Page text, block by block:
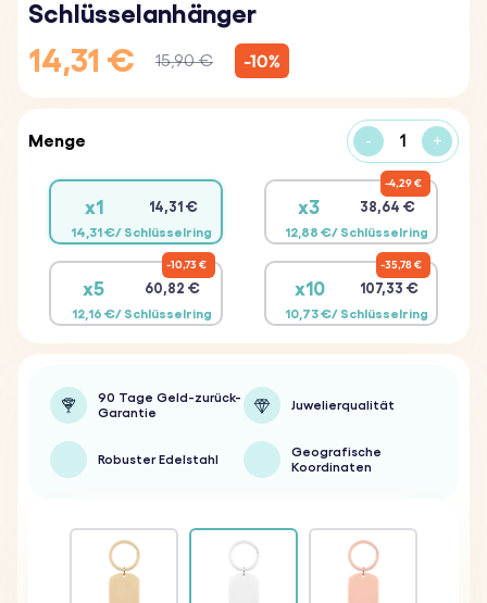
Schlüsselanhänger
14,31 € 15,90 € -10%
Menge - +
x1 14,31 €
14,31 €/ Schlüsselring
x3 38,64 €
12,88 €/ Schlüsselring
4,29 €
x5 60,82 €
12,16 €/ Schlüsselring
10,73 €
x10 107,33 €
10,73 €/ Schlüsselring
35,78 €
90 Tage Geld-zurück-
Garantie
Juwelierqualität
Robuster Edelstahl
Geografische
Koordinaten